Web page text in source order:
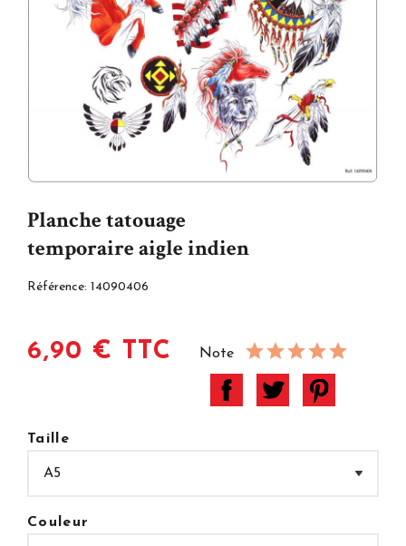
Planche tatouage
temporaire aigle indien
Référence: 14090406
6,90 € TTC Note
Taille
Couleur